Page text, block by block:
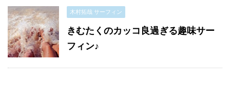
木村拓哉 サーフィン
きむたくのカッコ良過ぎる趣味サー
フィン♪